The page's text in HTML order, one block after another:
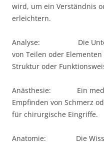
wird, um ein Verständnis
erleichtern.
Analyse: Die
von Teilen oder
Struktur oder
Anästhesie: Ein
Empfinden von Schmerz
für chirurgische Eingriffe.
Anatomie: Die